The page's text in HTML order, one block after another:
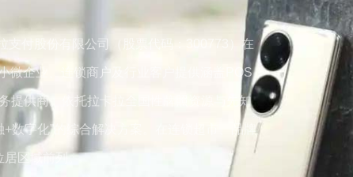
支付股份有限公司（股票代码：300773）在
微企业、连锁商户及行业客户提供涵盖POS
提供商。依托拉卡拉全国性牌照资源与先知
数字化”的综合解决方案。在连锁超市、品牌
居区域前列。